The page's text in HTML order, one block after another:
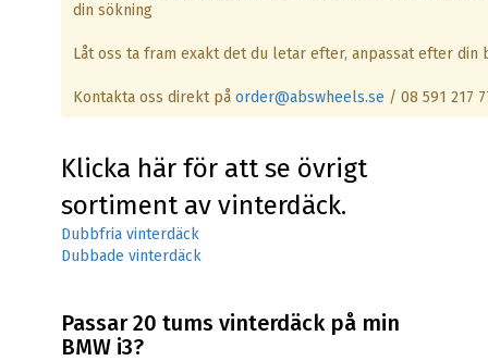
din sökning
Låt oss ta fram exakt det du letar efter, anpassat efter din
Kontakta oss direkt påorder@abswheels.se / 08 591 217
Klicka här för att se övrigt
sortiment av vinterdäck.
Dubbfria vinterdäck
Dubbade vinterdäck
Passar 20 tums vinterdäck på min
BMW i3?